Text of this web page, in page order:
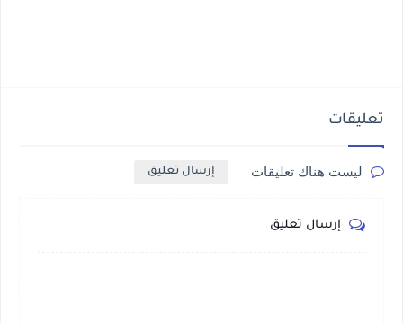
تعليقات
ليست هناك تعليقات إرسال تعليق
إرسال تعليق